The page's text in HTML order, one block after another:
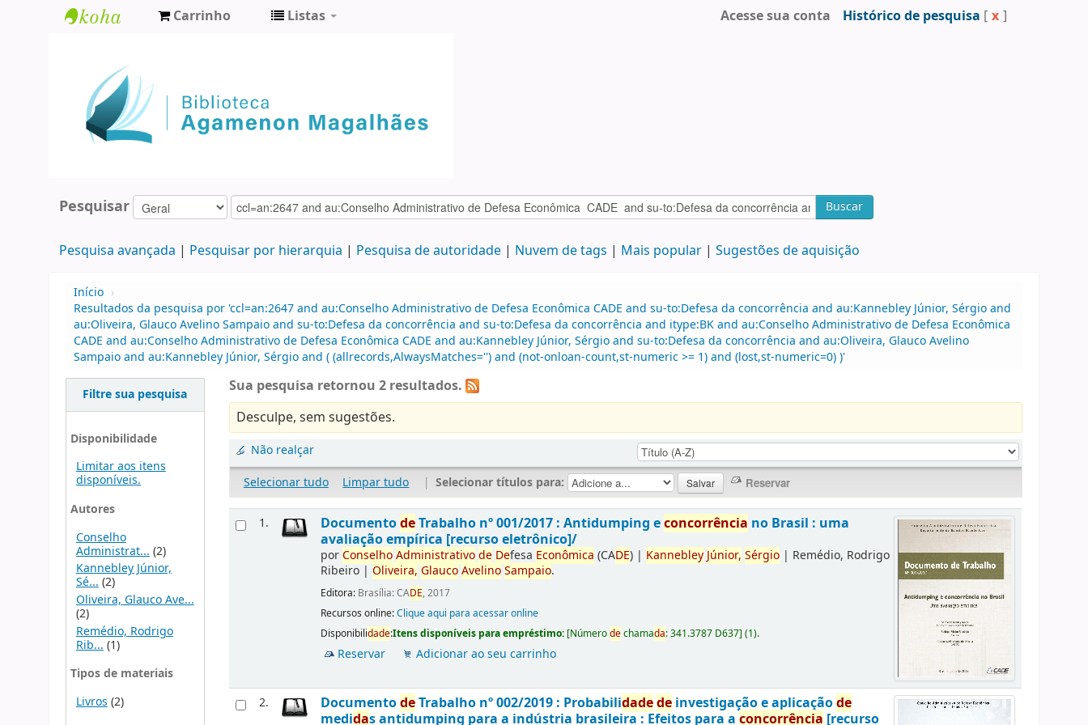
Agamenon
Magalhães
Carrinho Listas Acesse sua conta Histórico de pesquisa [ x ]
Pesquisar Buscar
Pesquisa avançada Pesquisar por hierarquia Pesquisa de autoridade Nuvem de tags Mais popular Sugestões de aquisição
Início ›
Resultados da pesquisa por 'ccl=an:2647 and au:Conselho Administrativo de Defesa Econômica CADE and su-to:Defesa da concorrência and au:Kannebley Júnior, Sérgio and
au:Oliveira, Glauco Avelino Sampaio and su-to:Defesa da concorrência and su-to:Defesa da concorrência and itype:BK and au:Conselho Administrativo de Defesa Econômica
CADE and au:Conselho Administrativo de Defesa Econômica CADE and au:Kannebley Júnior, Sérgio and su-to:Defesa da concorrência and au:Oliveira, Glauco Avelino
Sampaio and au:Kannebley Júnior, Sérgio and ( (allrecords,AlwaysMatches='') and (not-onloan-count,st-numeric >= 1) and (lost,st-numeric=0) )'
Filtre sua pesquisa
Disponibilidade
Limitar aos itens
disponíveis.
Autores
Conselho
Administrat... (2)
Kannebley Júnior,
Sé...(2)
Oliveira, Glauco Ave...
(2)
Remédio, Rodrigo
Rib... (1)
Tipos de materiais
Livros (2)
Sua pesquisa retornou 2 resultados.
Desculpe, sem sugestões.
Não realçar
Selecionar tudo
Limpar tudo | Selecionar títulos para:
1. DocumentodeTrabalho nº 001/2017 : Antidumping econcorrência no Brasil : uma
avaliação empírica [recurso eletrônico]/
porConselhoAdministrativode Defesa Econômica (CADE) | KannebleyJúnior, Sérgio | Remédio, Rodrigo
Ribeiro |Oliveira, GlaucoAvelinoSampaio.
Editora: Brasília: CADE, 2017
Recursos online:Clique aqui para acessar online
Disponibilidade:Itens disponíveis para empréstimo: [Númerodechamada:341.3787 D637](1).
Reservar Adicionar ao seu carrinho
2. DocumentodeTrabalho nº 002/2019 : Probabilidadede investigação e aplicaçãode
medidas antidumping para a indústria brasileira : Efeitos para aconcorrência [recurso